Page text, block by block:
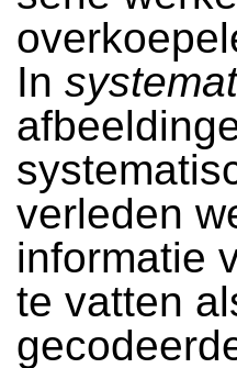
In
verleden
informatie
te vatten